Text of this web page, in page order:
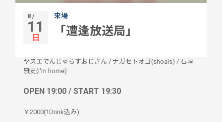
8 /
11
日
来場
「遭逢放送局」
ヤスエでんじゃらすおじさん / ナガセトオゴ(shoals) / 石垣
雅史(i'm home)
OPEN 19:00 / START 19:30
￥2000(1Drink込み)